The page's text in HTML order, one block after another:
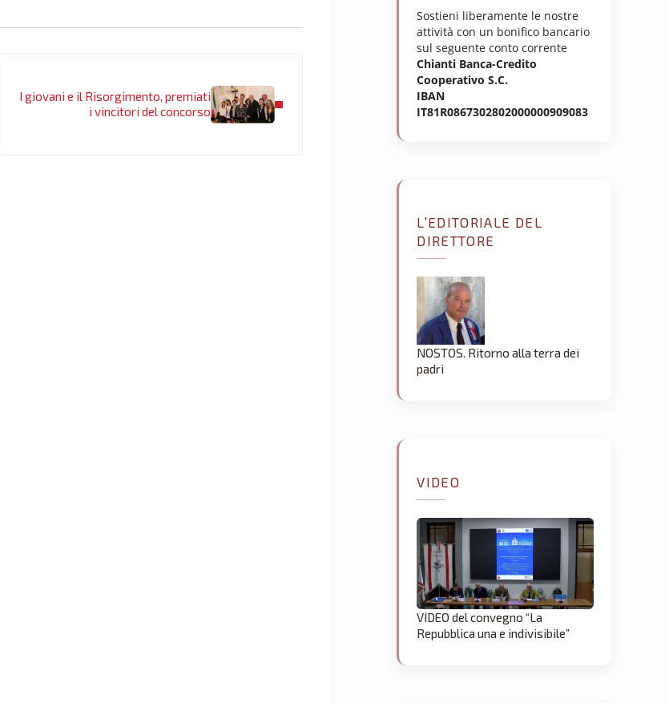
I giovani e il Risorgimento, premiati
i vincitori del concorso
Sostieni liberamente le nostre
attività con un bonifico bancario
sul seguente conto corrente
Chianti Banca-Credito
Cooperativo S.C.
IBAN
IT81R0867302802000000909083
L’EDITORIALE DEL
DIRETTORE
NOSTOS. Ritorno alla terra dei
padri
VIDEO
VIDEO del convegno “La
Repubblica una e indivisibile”